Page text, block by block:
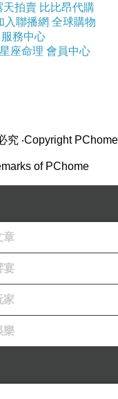
天拍賣 比比昂代購
入聯播網 全球購物
服務中心
星座命理 會員中心
究 ‧Copyright PChome
of PChome
章
宴
家
樂